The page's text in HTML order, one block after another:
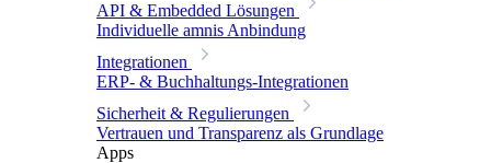
API & Embedded Lösungen
Individuelle amnis Anbindung
Integrationen
ERP- & Buchhaltungs-Integrationen
Sicherheit & Regulierungen
Vertrauen und Transparenz als Grundlage
Apps